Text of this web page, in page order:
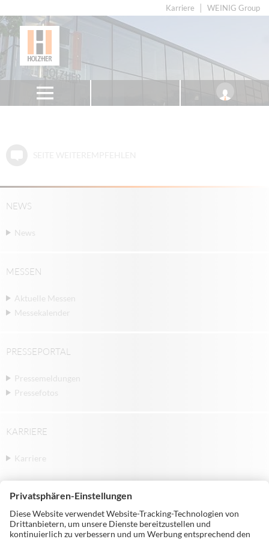
Karriere WEINIG Group
NEWS
News
MESSEN
Aktuelle Messen
Messekalender
PRESSEPORTAL
Pressemeldungen
Pressefotos
KARRIERE
Karriere